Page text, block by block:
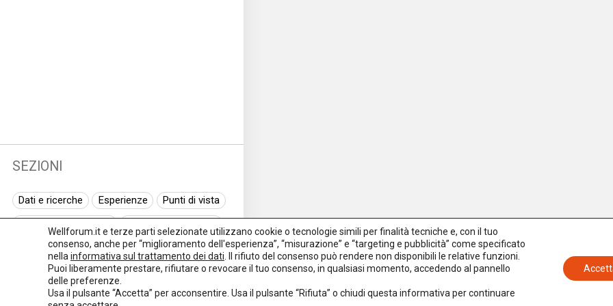
SEZIONI
Dati e ricerche Esperienze
Punti di vista
Normativa europea
Rassegna normativa
I seminari di Welforum
Eventi
Spazio ai promotori
Wellforum.it e terze parti selezionate utilizzano cookie o tecnologie simili per finalità tecniche e, con il tuo
consenso, anche per “miglioramento dell'esperienza”, “misurazione” e “targeting e pubblicità” come specificato
nella informativa sul trattamento dei dati . Il rifiuto del consenso può rendere non disponibili le relative funzioni.
Puoi liberamente prestare, rifiutare o revocare il tuo consenso, in qualsiasi momento, accedendo al pannello
delle preferenze.
Usa il pulsante “Accetta” per acconsentire. Usa il pulsante “Rifiuta” o chiudi questa informativa per continuare